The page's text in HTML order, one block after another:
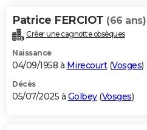
Bricolage
Lifestyle
Culture
Sport
Auto
Television
Voyage
Cinema
Patrice FERCIOT (66 ans)
Créer une cagnotte obsèques
Naissance
04/09/1958 à Mirecourt(Vosges)
Décès
05/07/2025 à Golbey(Vosges)